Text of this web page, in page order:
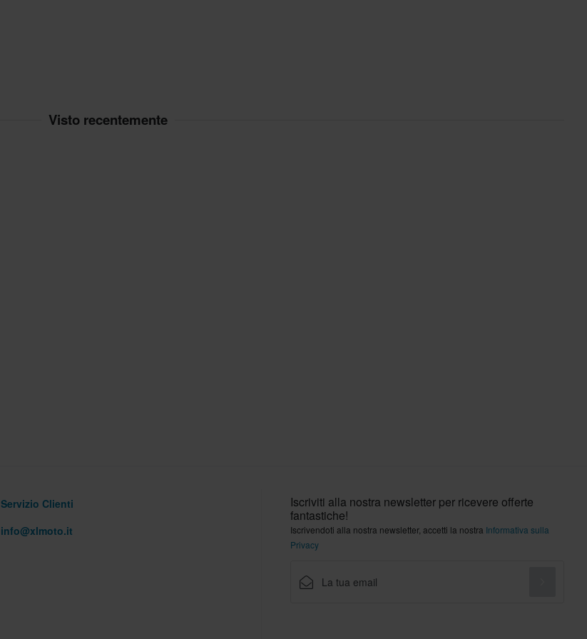
Visto recentemente
Servizio Clienti
info@xlmoto.it
Iscriviti alla nostra newsletter per ricevere offerte
fantastiche!
Iscrivendoti alla nostra newsletter, accetti la nostra Informativa sulla
Privacy